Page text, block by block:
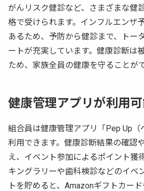
がんリスク健診など、さまざまな健
格で受けられます。インフルエンザ
あるため、予防から健診まで、トー
ートが充実しています。健康診断は
ため、家族全員の健康を守ることが
健康管理アプリが利用
組合員は健康管理アプリ「Pep Up（
利用できます。健康診断結果の確認
え、イベント参加によるポイント獲
キングラリーや歯科検診などのイベ
トを貯めると、Amazonギフトカー